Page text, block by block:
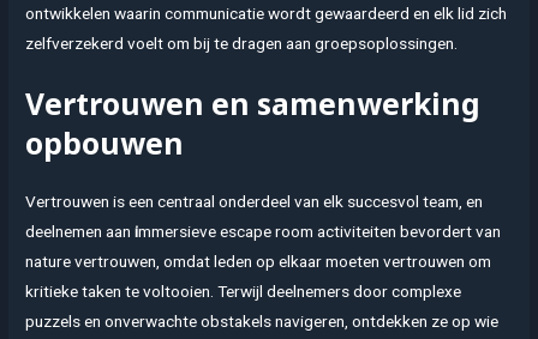
ontwikkelen waarin communicatie wordt gewaardeerd en elk lid zich
zelfverzekerd voelt om bij te dragen aan groepsoplossingen.
Vertrouwen en samenwerking
opbouwen
Vertrouwen is een centraal onderdeel van elk succesvol team, en
deelnemen aanimmersieve escape room activiteiten bevordert van
nature vertrouwen, omdat leden op elkaar moeten vertrouwen om
kritieke taken te voltooien. Terwijl deelnemers door complexe
puzzels en onverwachte obstakels navigeren, ontdekken ze op wie